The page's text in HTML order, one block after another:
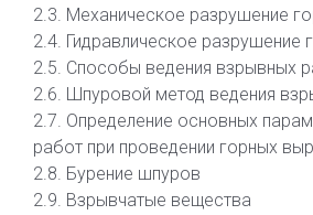
2.3. Механическое разрушение
2.4. Гидравлическое разрушение
2.5. Способы ведения взрывных
2.6. Шпуровой метод ведения
2.7. Определение основных
работ при проведении горных
2.8. Бурение шпуров
2.9. Взрывчатые вещества